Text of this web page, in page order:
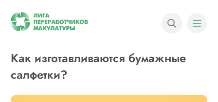
Как изготавливаются бумажные
салфетки?